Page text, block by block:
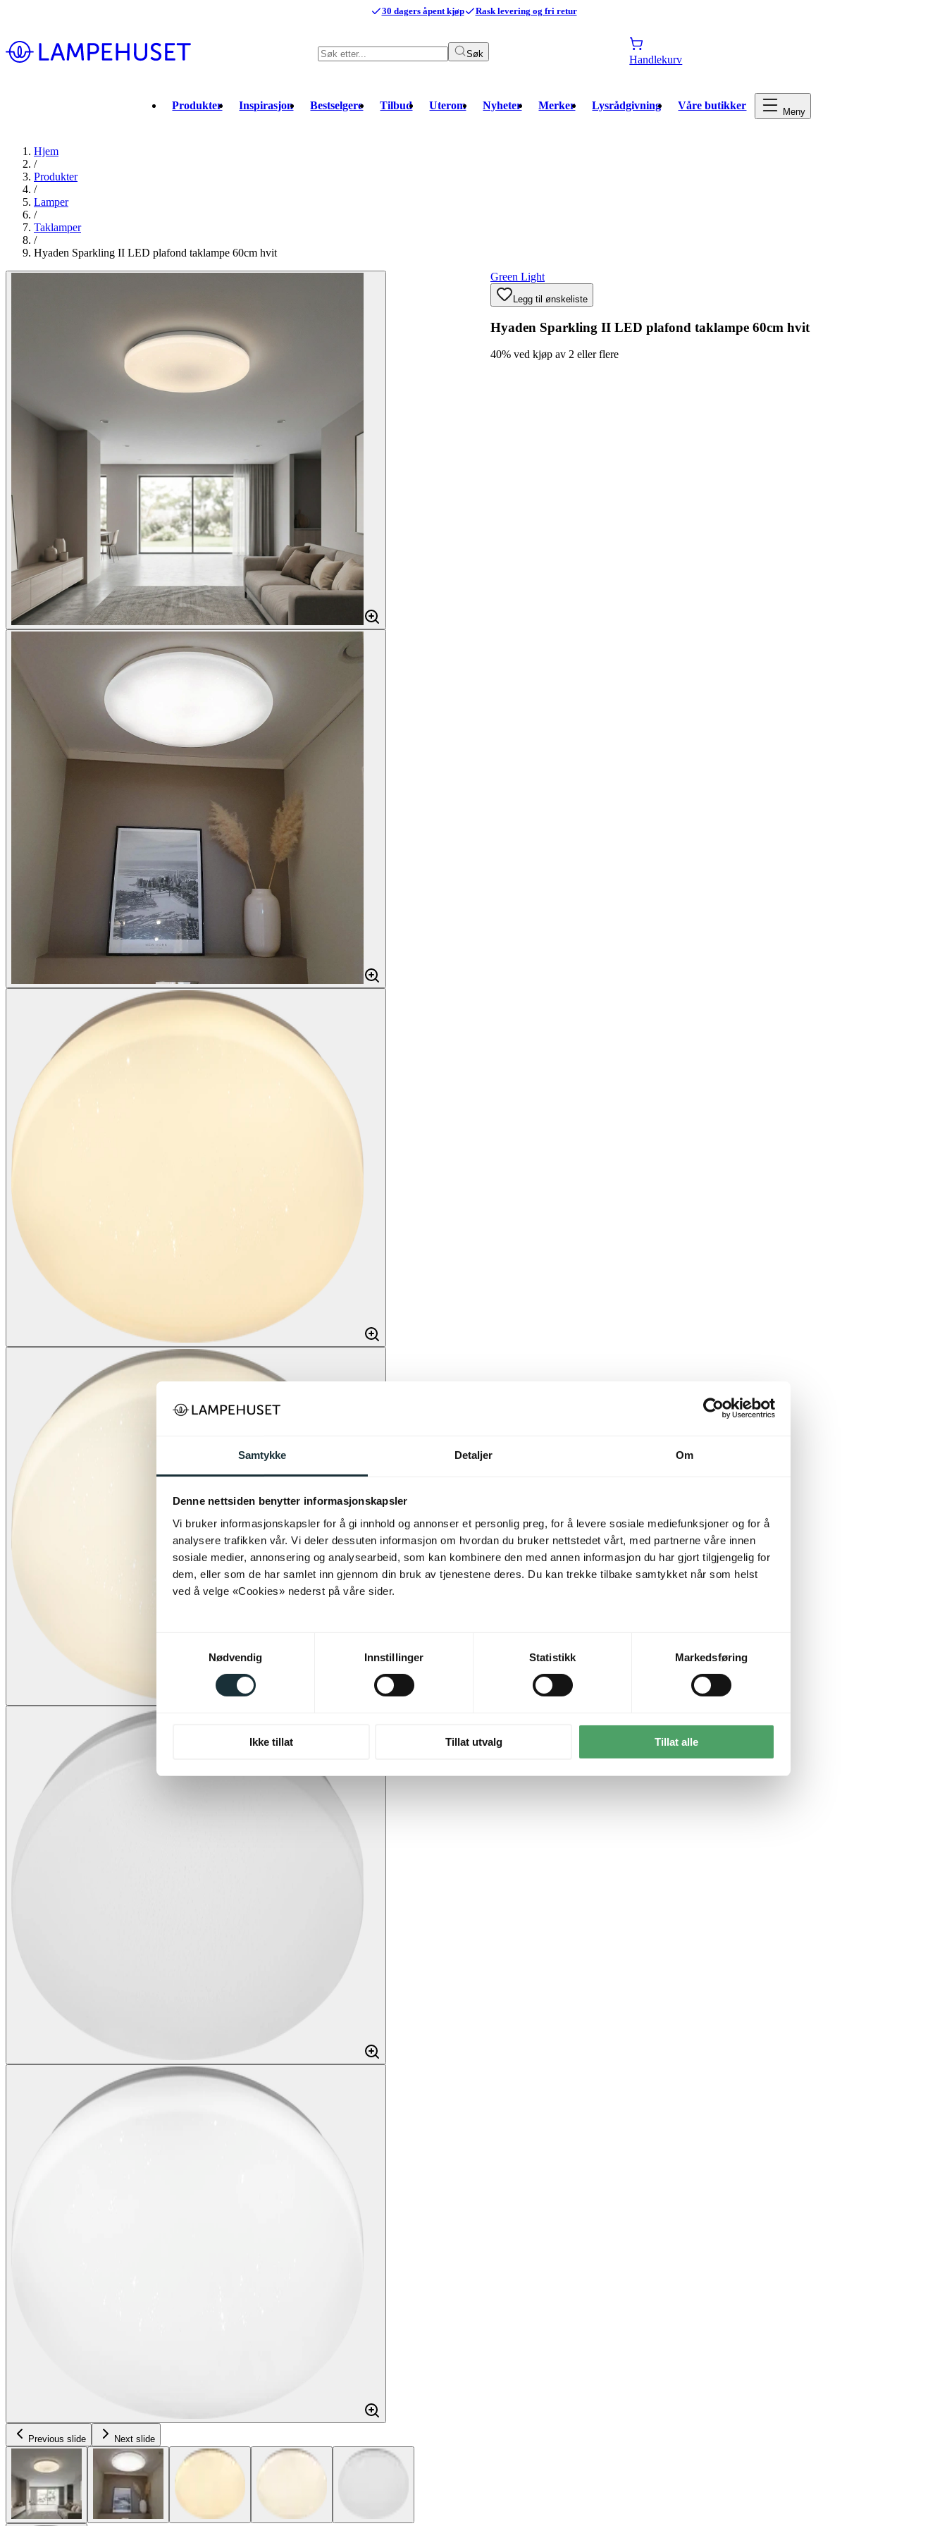
Samtykke Detaljer Om
Denne nettsiden benytter informasjonskapsler
Vi bruker informasjonskapsler for å gi innhold og annonser et personlig preg, for å levere sosiale mediefunksjoner og for å
analysere trafikken vår. Vi deler dessuten informasjon om hvordan du bruker nettstedet vårt, med partnerne våre innen
sosiale medier, annonsering og analysearbeid, som kan kombinere den med annen informasjon du har gjort tilgjengelig for
dem, eller som de har samlet inn gjennom din bruk av tjenestene deres. Du kan trekke tilbake samtykket når som helst
ved å velge «Cookies» nederst på våre sider.
Nødvendig
Innstillinger Statistikk Markedsføring
Ikke tillat Tillat utvalg Tillat alle
30 dagers åpent kjøp Rask levering og fri retur
Søk Handlekurv
Produkter Inspirasjon Bestselgere Tilbud Uterom Nyheter Merker Lysrådgivning Våre butikker Meny
Hjem
/
Produkter
/
Lamper
/
Taklamper
/
Hyaden Sparkling II LED plafond taklampe 60cm hvit
Previous slide Next slide
Green Light
Legg til ønskeliste
Hyaden Sparkling II LED plafond taklampe 60cm hvit
40% ved kjøp av 2 eller flere